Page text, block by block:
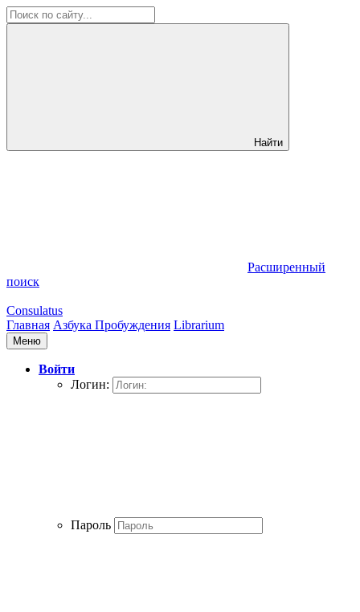
Найти
Расширенный
поиск
Consulatus
Главная Азбука Пробуждения Librarium
Меню
Войти
Логин:
Пароль